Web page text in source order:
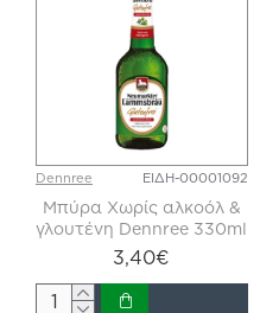
Dennree ΕΙΔΗ-00001092
Μπύρα Χωρίς αλκοόλ &
γλουτένη Dennree 330ml
3,40€